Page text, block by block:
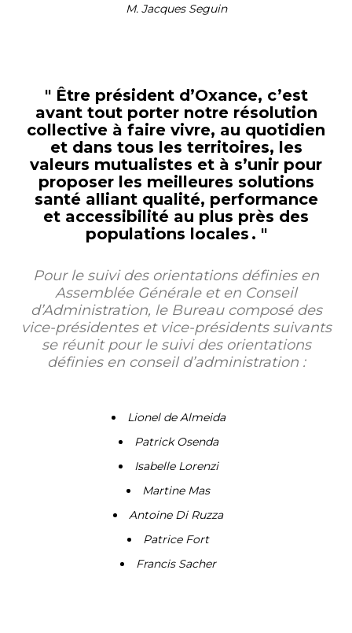
M. Jacques Seguin
" Être président d’Oxance, c’est
avant tout porter notre résolution
collective à faire vivre, au quotidien
et dans tous les territoires, les
valeurs mutualistes et à s’unir pour
proposer les meilleures solutions
santé alliant qualité, performance
et accessibilité au plus près des
populations locales . "
Pour le suivi des orientations définies en
Assemblée Générale et en Conseil
d’Administration, le Bureau composé des
vice-présidentes et vice-présidents suivants
se réunit pour le suivi des orientations
définies en conseil d’administration :
Lionel de Almeida
Patrick Osenda
Isabelle Lorenzi
Martine Mas
Antoine Di Ruzza
Patrice Fort
Francis Sacher